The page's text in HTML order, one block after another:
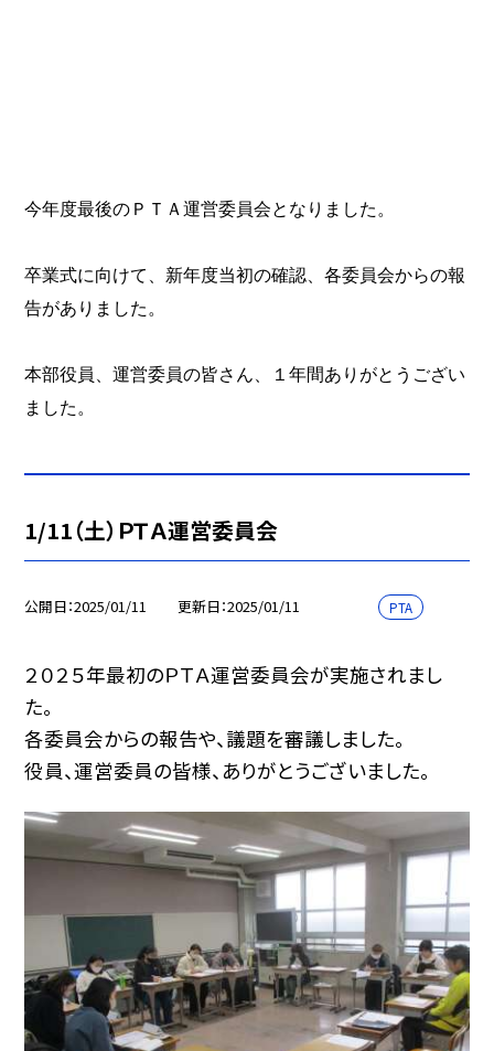
今年度最後のＰＴＡ運営委員会となりました。
卒業式に向けて、新年度当初の確認、各委員会からの報
告がありました。
本部役員、運営委員の皆さん、１年間ありがとうござい
ました。
1/11（土）ＰＴＡ運営委員会
公開日 2025/01/11 更新日 2025/01/11 PTA
２０２５年最初のＰＴＡ運営委員会が実施されまし
た。
各委員会からの報告や、議題を審議しました。
役員、運営委員の皆様、ありがとうございました。